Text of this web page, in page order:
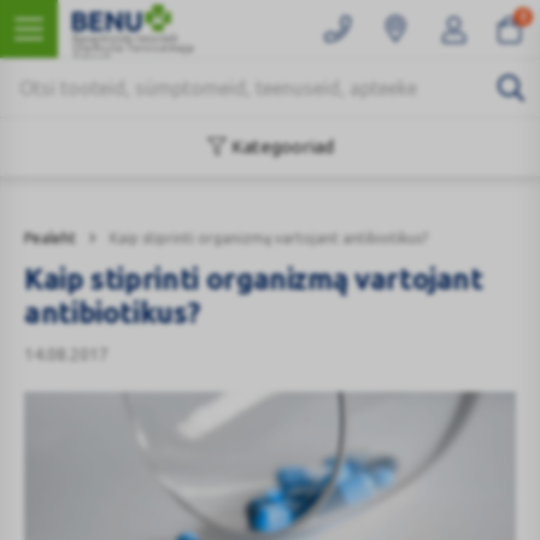
0
Pealeht Kaip stiprinti organizmą vartojant antibiotikus?
Kategooriad
Kaip stiprinti organizmą vartojant
antibiotikus?
14.08.2017